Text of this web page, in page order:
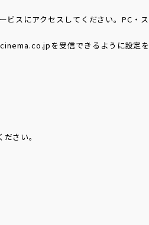
ビスにアクセスしてください。PC・ス
を受信できるように設定を
さい。